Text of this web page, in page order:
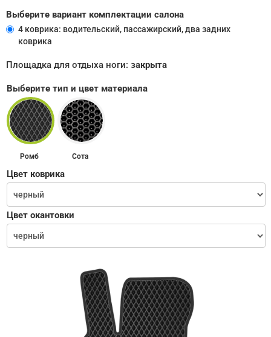
Выберите вариант комплектации салона
4 коврика: водительский, пассажирский, два задних
коврика
Площадка для отдыха ноги: закрыта
Выберите тип и цвет материала
Ромб Сота
Цвет коврика
Цвет окантовки